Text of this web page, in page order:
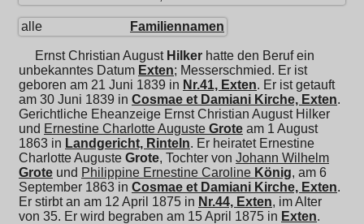
alle Familiennamen
Ernst Christian August Hilker hatte den Beruf ein
unbekanntes Datum Exten; Messerschmied. Er ist
geboren am 21 Juni 1839 in Nr.41, Exten. Er ist getauft
am 30 Juni 1839 in Cosmae et Damiani Kirche, Exten.
Gerichtliche Eheanzeige Ernst Christian August Hilker
und Ernestine Charlotte Auguste Grote am 1 August
1863 in Landgericht, Rinteln. Er heiratet Ernestine
Charlotte Auguste Grote, Tochter von Johann Wilhelm
Grote und Philippine Ernestine Caroline König, am 6
September 1863 in Cosmae et Damiani Kirche, Exten.
Er stirbt an am 12 April 1875 in Nr.44, Exten, im Alter
von 35. Er wird begraben am 15 April 1875 in Exten.